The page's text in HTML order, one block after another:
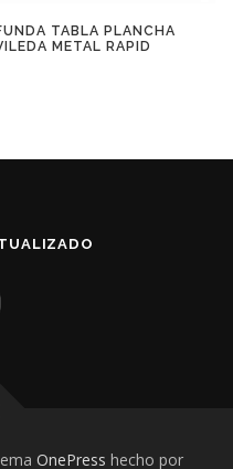
TABLA PLANCHA
METAL RAPID
OnePress hecho por